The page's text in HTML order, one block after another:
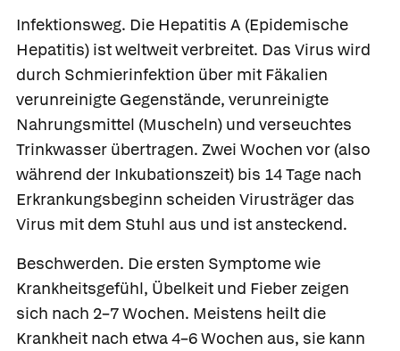
Infektionsweg. Die Hepatitis A (Epidemische
Hepatitis) ist weltweit verbreitet. Das Virus wird
durch Schmierinfektion über mit Fäkalien
verunreinigte Gegenstände, verunreinigte
Nahrungsmittel (Muscheln) und verseuchtes
Trinkwasser übertragen. Zwei Wochen vor (also
während der Inkubationszeit) bis 14 Tage nach
Erkrankungsbeginn scheiden Virusträger das
Virus mit dem Stuhl aus und ist ansteckend.
Beschwerden. Die ersten Symptome wie
Krankheitsgefühl, Übelkeit und Fieber zeigen
sich nach 2–7 Wochen. Meistens heilt die
Krankheit nach etwa 4–6 Wochen aus, sie kann